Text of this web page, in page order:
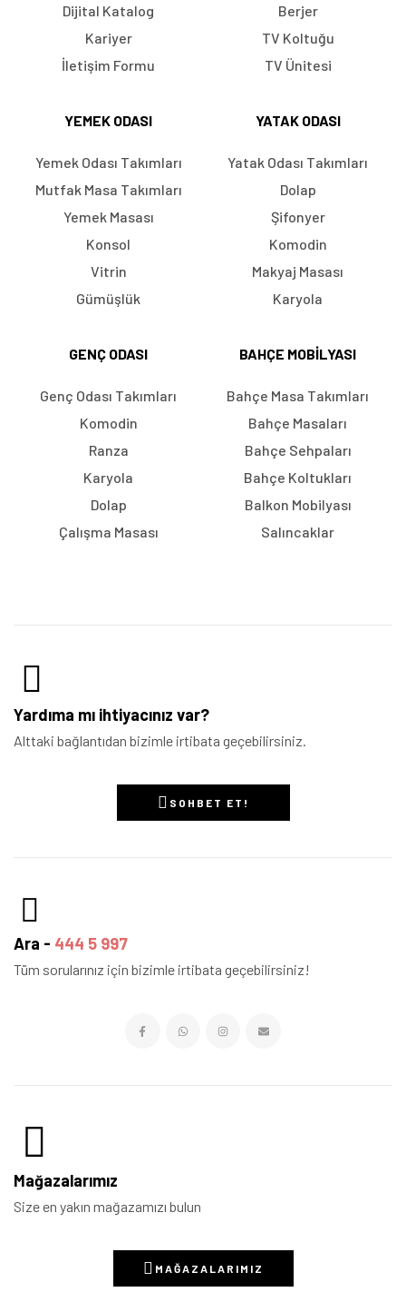
Dijital Katalog
Kariyer
İletişim Formu
Berjer
TV Koltuğu
TV Ünitesi
YEMEK ODASI
Yemek Odası Takımları
Mutfak Masa Takımları
Yemek Masası
Konsol
Vitrin
Gümüşlük
YATAK ODASI
Yatak Odası Takımları
Dolap
Şifonyer
Komodin
Makyaj Masası
Karyola
GENÇ ODASI
Genç Odası Takımları
Komodin
Ranza
Karyola
Dolap
Çalışma Masası
BAHÇE MOBILYASI
Bahçe Masa Takımları
Bahçe Masaları
Bahçe Sehpaları
Bahçe Koltukları
Balkon Mobilyası
Salıncaklar
Yardıma mı ihtiyacınız var?
Alttaki bağlantıdan bizimle irtibata geçebilirsiniz.
SOHBET ET!
Ara - 444 5 997
Tüm sorularınız için bizimle irtibata geçebilirsiniz!
Mağazalarımız
Size en yakın mağazamızı bulun
MAĞAZALARIMIZ